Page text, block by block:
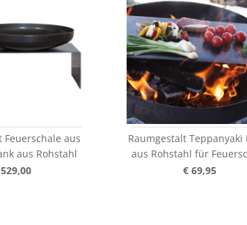
Feuerschale aus
aus Rohstahl
Raumgestalt Teppanyaki
aus Rohstahl für
€ 69,95